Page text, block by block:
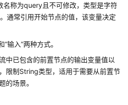
名称为query且不可修改，类型是字符
通常引用开始节点的值，该变量决定
输入”两种方式。
中已包含的前置节点的输出变量值以
限制String类型，适用于需要从前置节
的场景。